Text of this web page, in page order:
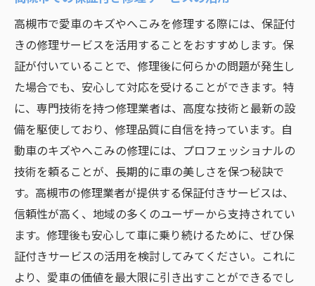
高槻市で愛車のキズやへこみを修理する際には、保証付
きの修理サービスを活用することをおすすめします。保
証が付いていることで、修理後に何らかの問題が発生し
た場合でも、安心して対応を受けることができます。特
に、専門技術を持つ修理業者は、高度な技術と最新の設
備を駆使しており、修理品質に自信を持っています。自
動車のキズやへこみの修理には、プロフェッショナルの
技術を頼ることが、長期的に車の美しさを保つ秘訣で
す。高槻市の修理業者が提供する保証付きサービスは、
信頼性が高く、地域の多くのユーザーから支持されてい
ます。修理後も安心して車に乗り続けるために、ぜひ保
証付きサービスの活用を検討してみてください。これに
より、愛車の価値を最大限に引き出すことができるでし